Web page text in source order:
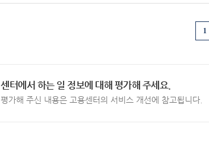
1
센터에서 하는 일 정보에 대해 평가해 주세요.
평가해 주신 내용은 고용센터의 서비스 개선에 참고됩니다.